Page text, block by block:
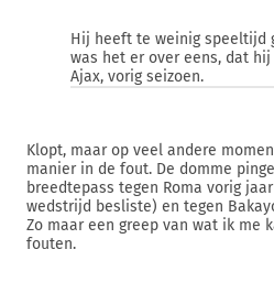
Hij heeft te weinig speeltijd
was het er over eens, dat
Ajax, vorig seizoen.
Klopt, maar op veel andere
manier in de fout. De domme
breedtepass tegen Roma vorig
wedstrijd besliste) en tegen
Zo maar een greep van wat ik me
fouten.